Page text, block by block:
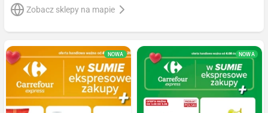
Zobacz sklepy na mapie
NOWA NOWA